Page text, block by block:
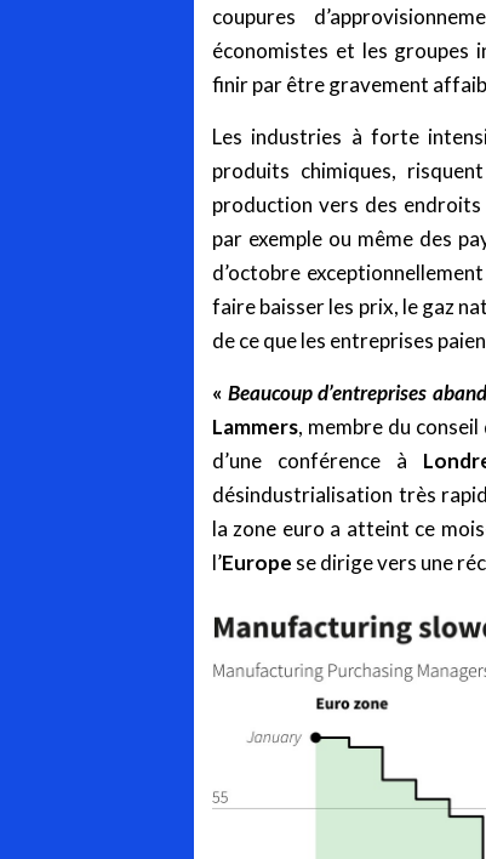
coupures
économistes et les groupes
finir par être gravement
Les industries à forte
produits chimiques,
production vers des endroits
par exemple ou même des
d’octobre
faire baisser les prix, le gaz
de ce que les entreprises
« Beaucoup d’entreprises
Lammers, membre du
d’une conférence à
désindustrialisation très
la zone euro a atteint ce
l’Europe se dirige vers une